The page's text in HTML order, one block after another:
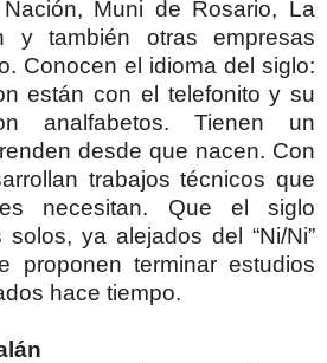
Muni de Rosario, La
y también otras empresas
Conocen el idioma del siglo:
están con el telefonito y su
analfabetos. Tienen un
desde que nacen. Con
trabajos técnicos que
necesitan. Que el siglo
ya alejados del “Ni/Ni”
proponen terminar estudios
hace tiempo.